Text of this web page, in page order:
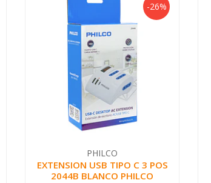
-26%
PHILCO
EXTENSION USB TIPO C 3 POS
2044B BLANCO PHILCO